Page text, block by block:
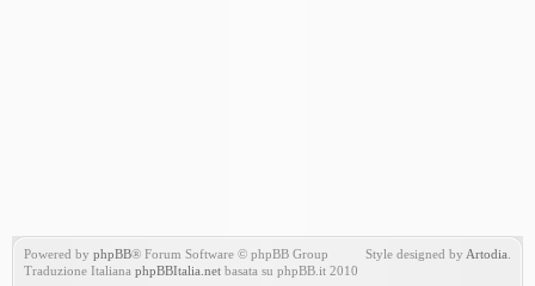
Powered by phpBB® Forum Software © phpBB Group
Traduzione Italiana phpBBItalia.net basata su phpBB.it 2010
Style designed by Artodia